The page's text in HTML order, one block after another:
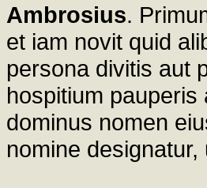
Ambrosius.
et iam novit quid
persona divitis aut
hospitium
dominus nomen
nomine